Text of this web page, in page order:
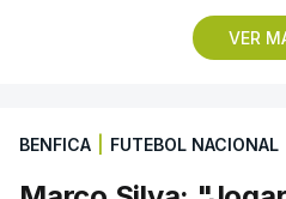
VER
Contte, da Aviludo-
terceira posições,
primeira chegada em alto,
Estrela, a 1.961 metros de
BENFICA FUTEBOL NACIONAL